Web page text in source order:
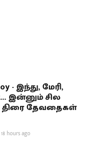
- இந்து, மேரி,
இன்னும் சில
| திரை தேவதைகள்
18 hours ago